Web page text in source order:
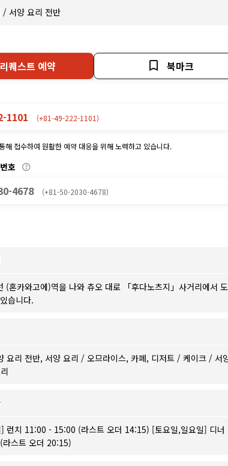
/ 서양 요리 전반
리퀘스트 예약 북마크
1101 (+81-49-222-1101)
해 접수하여 원활한 예약 대응을 위해 노력하고 있습니다.
호
4678 (+81-50-2030-4678)
(혼카와고에)역을 나와 츄오 대로 「후다노츠지」사거리에서
습니다.
요리 전반, 서양 요리 / 오므라이스, 카페, 디저트 / 케이크 / 서
런치 11:00 - 15:00 (라스트 오더 14:15) [토요일,일요일] 디너
스트 오더 20:15)